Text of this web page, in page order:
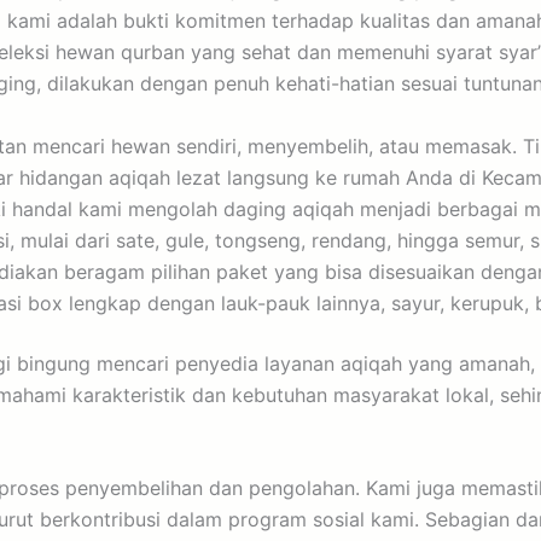
adalah bukti komitmen terhadap kualitas dan
hewan qurban yang sehat dan memenuhi syarat
dilakukan dengan penuh kehati-hatian sesuai
mencari hewan sendiri, menyembelih, atau memasak.
hidangan aqiqah lezat langsung ke rumah Anda di
kami mengolah daging aqiqah menjadi berbagai
mulai dari sate, gule, tongseng, rendang, hingga semur,
beragam pilihan paket yang bisa disesuaikan
box lengkap dengan lauk-pauk lainnya, sayur, kerupuk,
bingung mencari penyedia layanan aqiqah yang
karakteristik dan kebutuhan masyarakat lokal,
penyembelihan dan pengolahan. Kami juga
berkontribusi dalam program sosial kami. Sebagian